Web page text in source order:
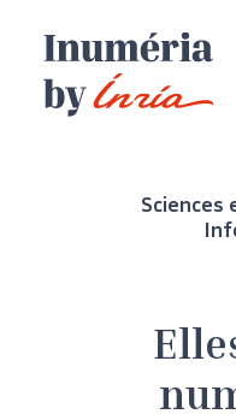
Sciences